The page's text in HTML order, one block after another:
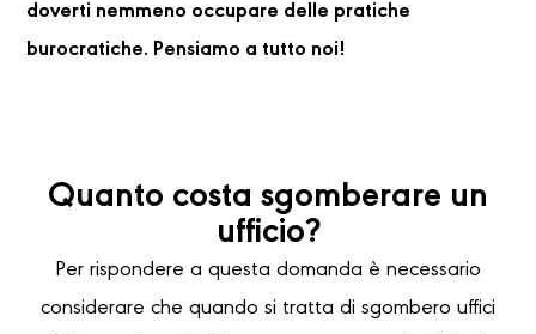
doverti nemmeno occupare delle pratiche
burocratiche. Pensiamo a tutto noi!
Quanto costa sgomberare un
ufficio?
Per rispondere a questa domanda è necessario
considerare che quando si tratta di sgombero uffici